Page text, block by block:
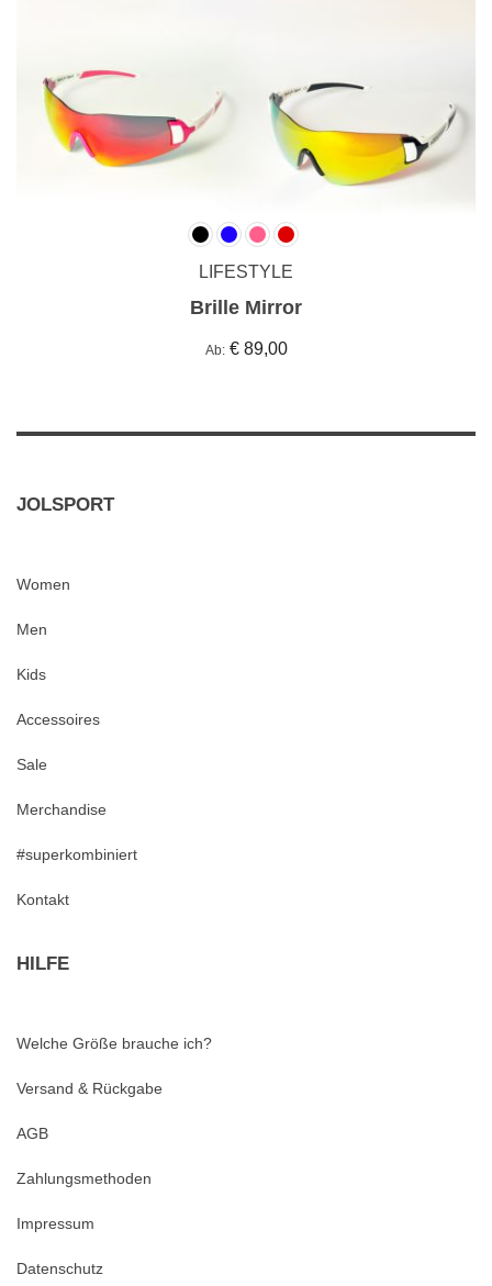
LIFESTYLE
Brille Mirror
Ab € 89,00
JOLSPORT
Women
Men
Kids
Accessoires
Sale
Merchandise
#superkombiniert
Kontakt
HILFE
Welche Größe brauche ich?
Versand & Rückgabe
AGB
Zahlungsmethoden
Impressum
Datenschutz